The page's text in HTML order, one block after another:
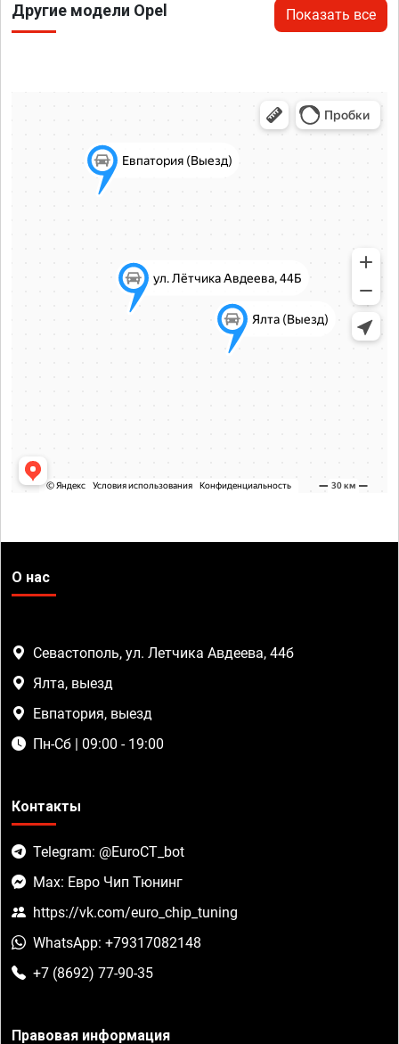
Другие модели Opel Показать все
О нас
Севастополь, ул. Летчика Авдеева, 44б
Ялта, выезд
Евпатория, выезд
Пн-Сб | 09:00 - 19:00
Контакты
Telegram: @EuroCT_bot
Max: Евро Чип Тюнинг
https://vk.com/euro_chip_tuning
WhatsApp: +79317082148
+7 (8692) 77-90-35
Правовая информация